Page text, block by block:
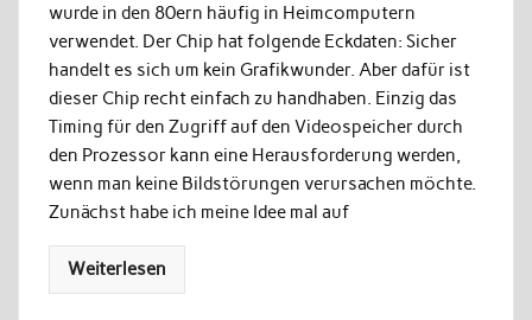
wurde in den 80ern häufig in Heimcomputern
verwendet. Der Chip hat folgende Eckdaten: Sicher
handelt es sich um kein Grafikwunder. Aber dafür ist
dieser Chip recht einfach zu handhaben. Einzig das
Timing für den Zugriff auf den Videospeicher durch
den Prozessor kann eine Herausforderung werden,
wenn man keine Bildstörungen verursachen möchte.
Zunächst habe ich meine Idee mal auf
Weiterlesen